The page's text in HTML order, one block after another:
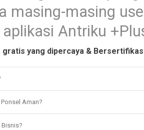
masing-masing
Antriku
gratis yang dipercaya &
Aman?